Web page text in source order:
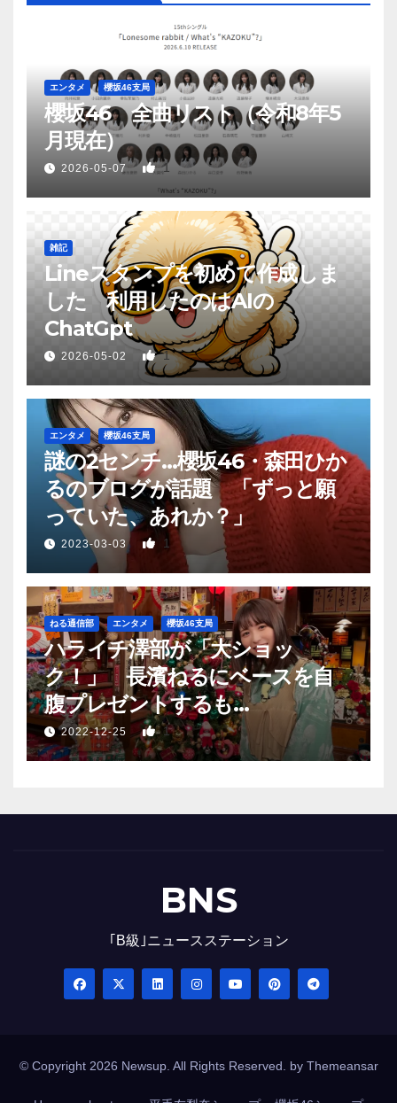
ジ
り
エンタメ 櫻坂46支局
櫻坂46 全曲リスト（令和8年5
月現在）
2026-05-07 1
雑記
Lineスタンプを初めて作成しま
した 利用したのはAIの
ChatGpt
2026-05-02 1
エンタメ 櫻坂46支局
謎の2センチ…櫻坂46・森田ひか
るのブログが話題 「ずっと願
っていた、あれか？」
2023-03-03 1
ねる通信部 エンタメ 櫻坂46支局
ハライチ澤部が「大ショッ
ク！」 長濱ねるにベースを自
腹プレゼントするも…
2022-12-25 1
BNS
｢B級｣ニュースステーション
© Copyright 2026 Newsup. All Rights Reserved. by Themeansar